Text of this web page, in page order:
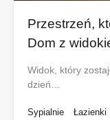
Przestrzeń,
Dom z
Widok, który
dzień…
Sypialnie
Łazienki